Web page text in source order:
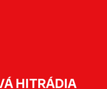
HITRÁDIA